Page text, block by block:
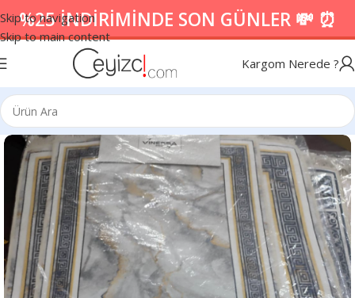
Skip to navigation
Skip to main content
%25 İNDİRİMİNDE SON GÜNLER 💸 ⏰
Kargom Nerede ?